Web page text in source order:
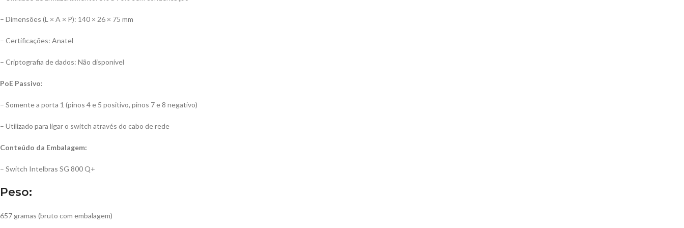
– Dimensões (L × A × P): 140 × 26 × 75 mm
– Certificações: Anatel
– Criptografia de dados: Não disponível
PoE Passivo:
– Somente a porta 1 (pinos 4 e 5 positivo, pinos 7 e 8 negativo)
– Utilizado para ligar o switch através do cabo de rede
Conteúdo da Embalagem:
– Switch Intelbras SG 800 Q+
Peso:
657 gramas (bruto com embalagem)